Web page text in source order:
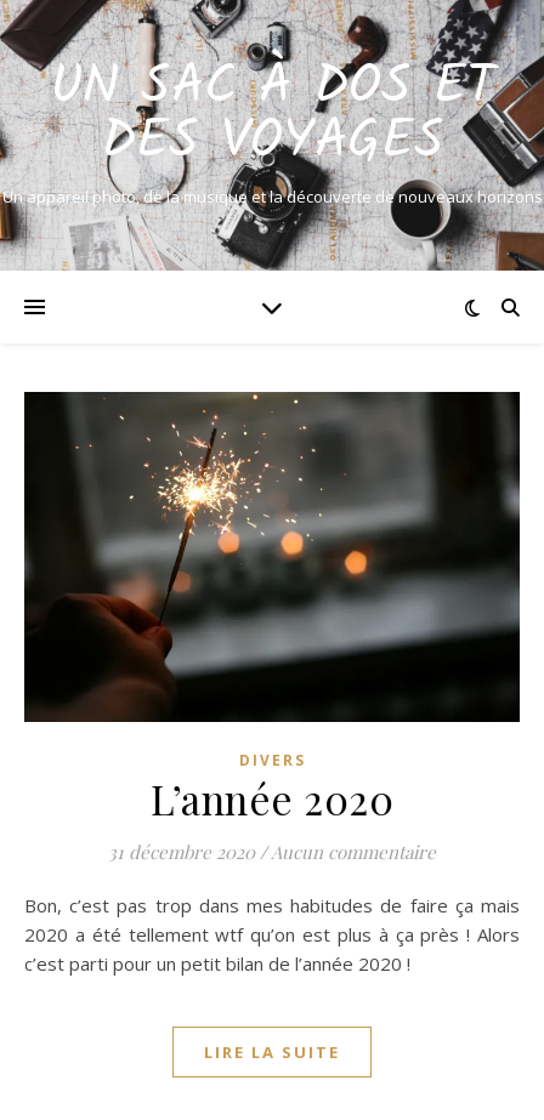
UN SAC À DOS ET
DES VOYAGES
Un appareil photo, de la musique et la découverte de nouveaux horizons
DIVERS
L’année 2020
31 décembre 2020 / Aucun commentaire
Bon, c’est pas trop dans mes habitudes de faire ça mais
2020 a été tellement wtf qu’on est plus à ça près ! Alors
c’est parti pour un petit bilan de l’année 2020 !
LIRE LA SUITE